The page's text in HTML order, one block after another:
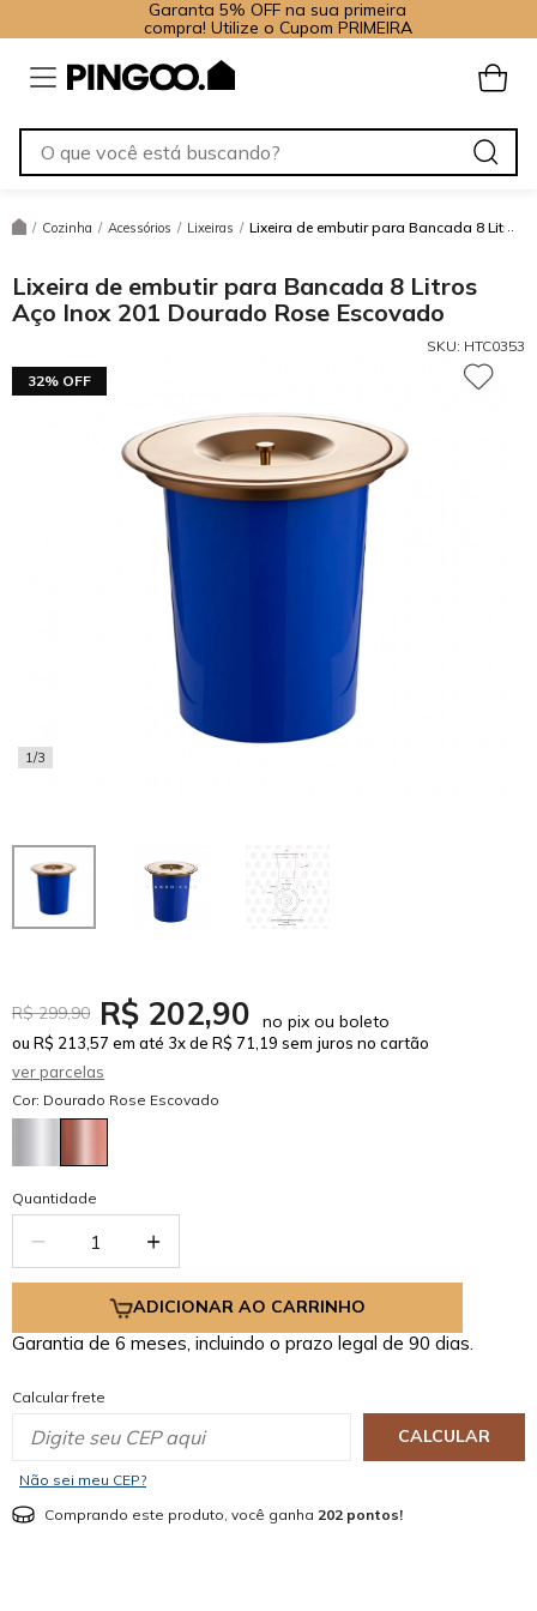
Garanta 5% OFF na sua primeira
compra! Utilize o Cupom PRIMEIRA
/ Cozinha / Acessórios / Lixeiras / Lixeira de embutir para Bancada 8 Litros
Lixeira de embutir para Bancada 8 Litros
Aço Inox 201 Dourado Rose Escovado
SKU: HTC0353
32% OFF
1/3
R$ 299,90 R$ 202,90 no pix ou boleto
ou R$ 213,57 em até 3x de R$ 71,19 sem juros no cartão
ver parcelas
Cor: Dourado Rose Escovado
Quantidade
ADICIONAR AO CARRINHO
Garantia de 6 meses, incluindo o prazo legal de 90 dias.
Calcular frete
CALCULAR
Não sei meu CEP?
Comprando este produto, você ganha 202 pontos!